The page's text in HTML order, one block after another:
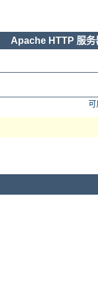
Apache HTTP 服务
可